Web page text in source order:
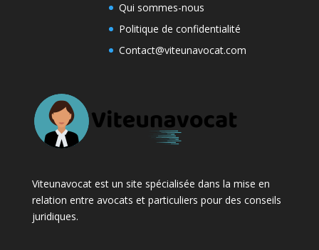
Qui sommes-nous
Politique de confidentialité
Contact@viteunavocat.com
Viteunavocat est un site spécialisée dans la mise en
relation entre avocats et particuliers pour des conseils
juridiques.